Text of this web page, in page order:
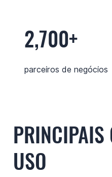
2,700+
parceiros de negócios
PRINCIPAIS
USO